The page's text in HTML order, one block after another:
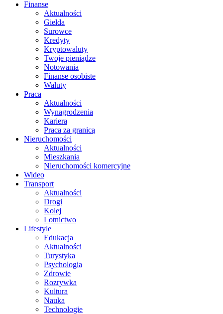
Finanse
Aktualności
Giełda
Surowce
Kredyty
Kryptowaluty
Twoje pieniądze
Notowania
Finanse osobiste
Waluty
Praca
Aktualności
Wynagrodzenia
Kariera
Praca za granicą
Nieruchomości
Aktualności
Mieszkania
Nieruchomości komercyjne
Wideo
Transport
Aktualności
Drogi
Kolej
Lotnictwo
Lifestyle
Edukacja
Aktualności
Turystyka
Psychologia
Zdrowie
Rozrywka
Kultura
Nauka
Technologie